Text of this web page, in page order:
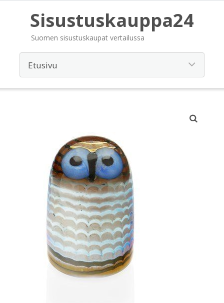
Sisustuskauppa24
Suomen sisustuskaupat vertailussa